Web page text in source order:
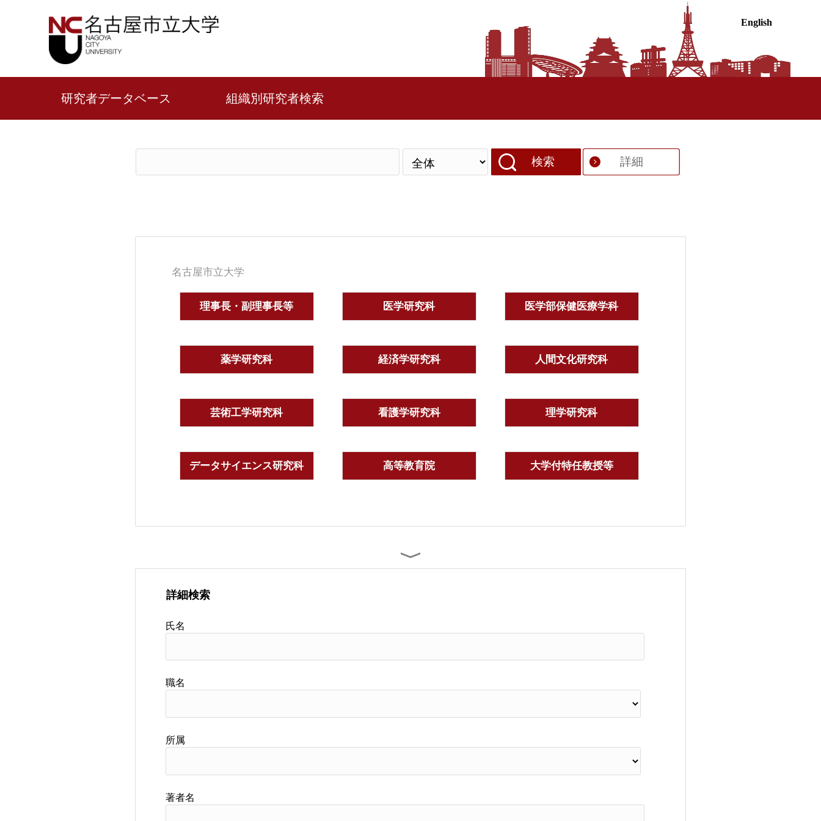
English
研究者データベース 組織別研究者検索
検索 詳細
名古屋市立大学
理事長・副理事長等 医学研究科 医学部保健医療学科
薬学研究科 経済学研究科 人間文化研究科
芸術工学研究科 看護学研究科 理学研究科
データサイエンス研究科 高等教育院 大学付特任教授等
詳細検索
氏名
職名
所属
著者名